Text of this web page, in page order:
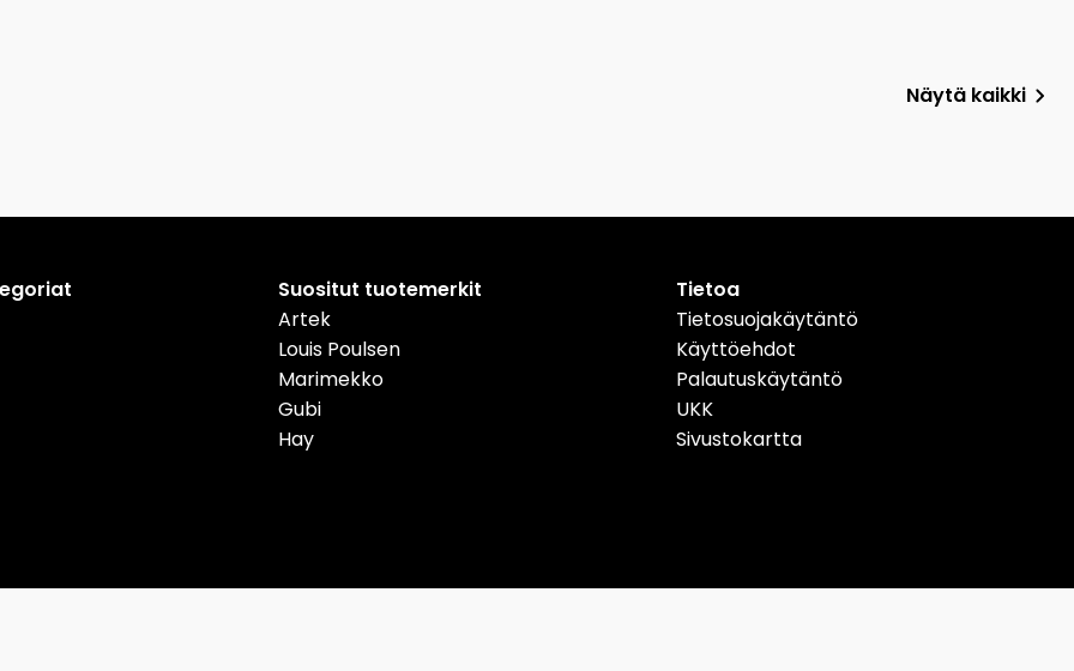
Näytä kaikki
Suositut tuotemerkit
Artek
Louis Poulsen
Marimekko
Gubi
Hay
Tietoa
Tietosuojakäytäntö
Käyttöehdot
Palautuskäytäntö
UKK
Sivustokartta